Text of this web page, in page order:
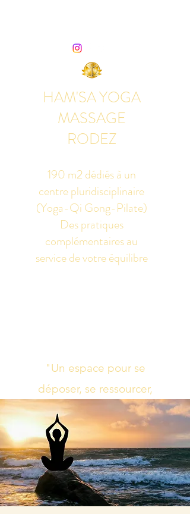
HAM'SA YOGA
MASSAGE
RODEZ
190 m2 dédiés à un
centre pluridisciplinaire
(Yoga-Qi Gong-Pilate)
Des pratiques
complémentaires au
service de votre équilibre
"Un espace pour se
déposer, se ressourcer,
s’harmoniser"